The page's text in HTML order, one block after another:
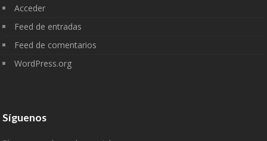
Acceder
Feed de entradas
Feed de comentarios
WordPress.org
Síguenos